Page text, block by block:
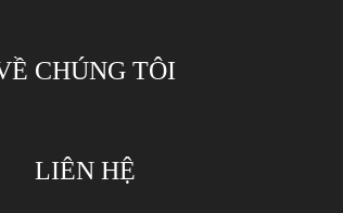
CHÚNG TÔI
LIÊN HỆ